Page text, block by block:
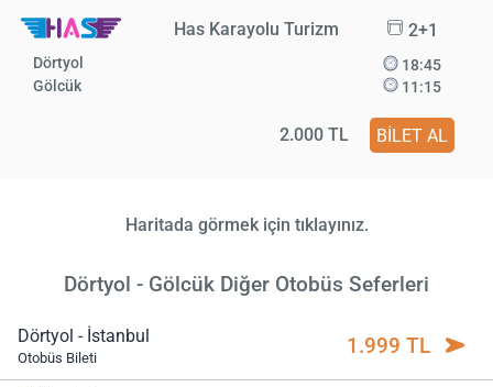
Has Karayolu Turizm 2+1
Dörtyol
Gölcük
18:45
11:15
2.000 TL BİLET AL
Haritada görmek için tıklayınız.
Dörtyol - Gölcük Diğer Otobüs Seferleri
Dörtyol - İstanbul
Otobüs Bileti 1.999 TL